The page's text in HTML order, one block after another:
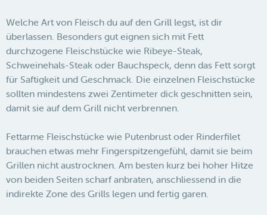
Welche Art von Fleisch du auf den Grill legst, ist dir
überlassen. Besonders gut eignen sich mit Fett
durchzogene Fleischstücke wie Ribeye-Steak,
Schweinehals-Steak oder Bauchspeck, denn das Fett sorgt
für Saftigkeit und Geschmack. Die einzelnen Fleischstücke
sollten mindestens zwei Zentimeter dick geschnitten sein,
damit sie auf dem Grill nicht verbrennen.
Fettarme Fleischstücke wie Putenbrust oder Rinderfilet
brauchen etwas mehr Fingerspitzengefühl, damit sie beim
Grillen nicht austrocknen. Am besten kurz bei hoher Hitze
von beiden Seiten scharf anbraten, anschliessend in die
indirekte Zone des Grills legen und fertig garen.